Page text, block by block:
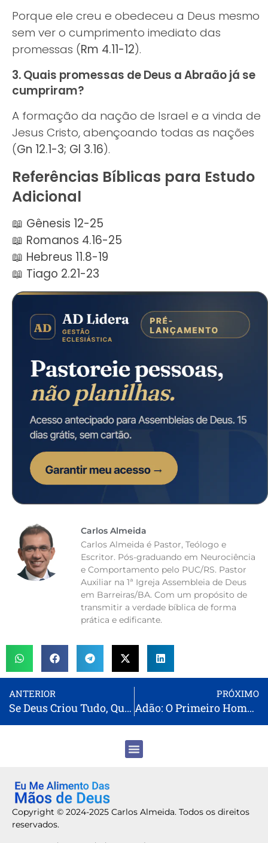
Porque ele creu e obedeceu a Deus mesmo
sem ver o cumprimento imediato das
promessas (Rm 4.11-12).
3. Quais promessas de Deus a Abraão já se
cumpriram?
A formação da nação de Israel e a vinda de
Jesus Cristo, abençoando todas as nações
(Gn 12.1-3; Gl 3.16).
Referências Bíblicas para Estudo
Adicional
📖 Gênesis 12-25
📖 Romanos 4.16-25
📖 Hebreus 11.8-19
📖 Tiago 2.21-23
Carlos Almeida
Carlos Almeida é Pastor, Teólogo e
Escritor. Pós-graduando em Neurociência
e Comportamento pelo PUC/RS. Pastor
Auxiliar na 1ª Igreja Assembleia de Deus
em Barreiras/BA. Com um propósito de
transmitir a verdade bíblica de forma
prática e edificante.
ANTERIOR
Se Deus Criou Tudo, Quem Criou Deus?
PRÓXIMO
Adão: O Primeiro Homem e as Lições para a Humanidade
Copyright © 2024-2025 Carlos Almeida. Todos os direitos
reservados.